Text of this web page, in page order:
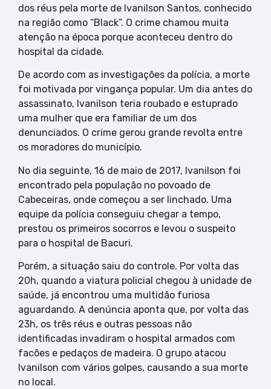
dos réus pela morte de Ivanilson Santos, conhecido
na região como “Black”. O crime chamou muita
atenção na época porque aconteceu dentro do
hospital da cidade.
De acordo com as investigações da polícia, a morte
foi motivada por vingança popular. Um dia antes do
assassinato, Ivanilson teria roubado e estuprado
uma mulher que era familiar de um dos
denunciados. O crime gerou grande revolta entre
os moradores do município.
No dia seguinte, 16 de maio de 2017, Ivanilson foi
encontrado pela população no povoado de
Cabeceiras, onde começou a ser linchado. Uma
equipe da polícia conseguiu chegar a tempo,
prestou os primeiros socorros e levou o suspeito
para o hospital de Bacuri.
Porém, a situação saiu do controle. Por volta das
20h, quando a viatura policial chegou à unidade de
saúde, já encontrou uma multidão furiosa
aguardando. A denúncia aponta que, por volta das
23h, os três réus e outras pessoas não
identificadas invadiram o hospital armados com
facões e pedaços de madeira. O grupo atacou
Ivanilson com vários golpes, causando a sua morte
no local.